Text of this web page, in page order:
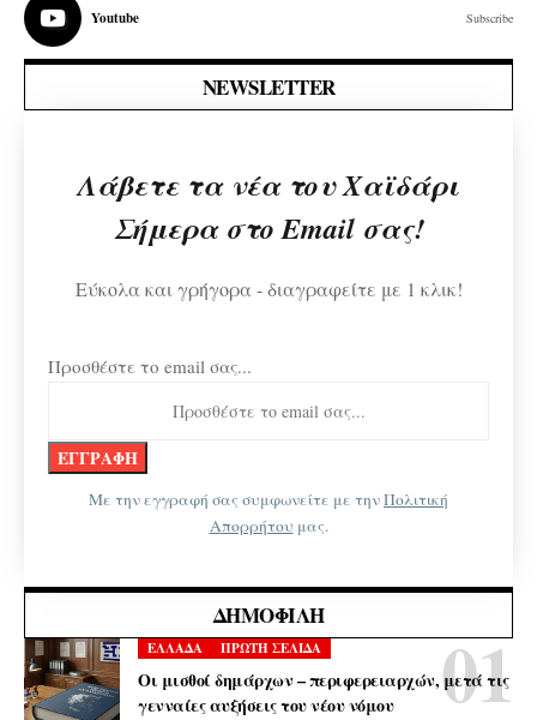
Youtube Subscribe
NEWSLETTER
Λάβετε τα νέα του Χαϊδάρι
Σήμερα στο Email σας!
Εύκολα και γρήγορα - διαγραφείτε με 1 κλικ!
Προσθέστε το email σας...
Με την εγγραφή σας συμφωνείτε με τηνΠολιτική
Απορρήτου μας.
ΔΗΜΟΦΙΛΉ
ΕΛΛΑΔΑ ΠΡΩΤΗ ΣΕΛΙΔΑ
Οι μισθοί δημάρχων – περιφερειαρχών, μετά τις
γενναίες αυξήσεις του νέου νόμου